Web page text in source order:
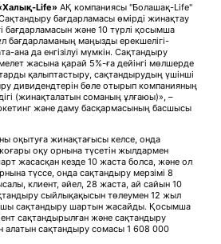
Life» АҚ компаниясы "Болашақ-Life"
бағдарламасы өмірді жинақтау
бағдарламасын және 10 түрлі қосымша
бағдарламаның маңызды ерекшелігі-
ана да енгізілуі мүмкін. Сақтандыру
жасына қарай 5%-ға дейінгі мөлшерде
қалыптастыру, сақтандырудың үшінші
дивидендтерін бөле отырып компанияның
(жинақталатын соманың ұлғаюы)», –
және даму басқармасының басшысы
оқытуға жинақтағысы келсе, онда
оқу орнына түсетін жылдармен
жасасқан кезде 10 жаста болса, және ол
түссе, онда сақтандыру мерзімі 8
клиент, әйел, 28 жаста, ай сайын 10
сыйлықақысын төлеумен 12 жыл
сақтандыру шартын жасайды. Қосымша
сақтандырылған және сақтандыру
алатын сақтандыру сомасы 1 608 000